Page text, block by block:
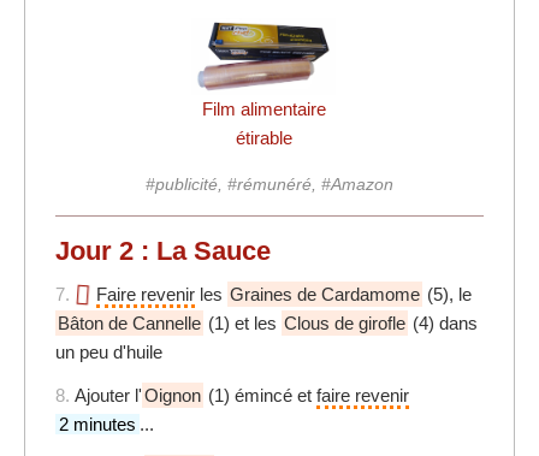
Film alimentaire
étirable
#publicité, #rémunéré, #Amazon
Jour 2 : La Sauce
7. Faire revenir les Graines de Cardamome (5), le
Bâton de Cannelle (1) et les Clous de girofle (4) dans
un peu d'huile
8. Ajouter l'Oignon (1) émincé et faire revenir
2 minutes ...